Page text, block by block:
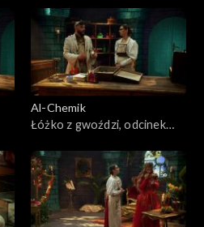
Al-Chemik
Łóżko z gwoździ, odcinek